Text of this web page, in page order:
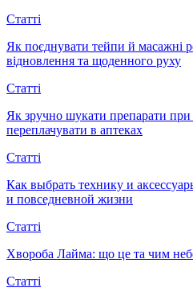
Статті
Як поєднувати тейпи й масажні
відновлення та щоденного руху
Статті
Як зручно шукати препарати при
переплачувати в аптеках
Статті
Как выбрать технику и
и повседневной жизни
Статті
Хвороба Лайма: що це та чим
Статті